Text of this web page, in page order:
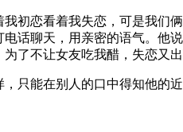
初恋看着我失恋，可是我们
话聊天，用亲密的语气。
了不让女友吃我醋，失恋又
只能在别人的口中得知他